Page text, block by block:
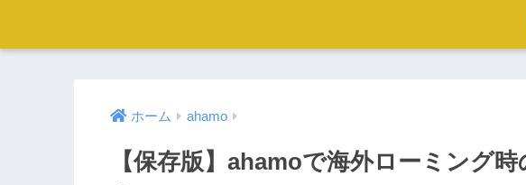
ホーム ahamo
【保存版】ahamoで海外ローミング